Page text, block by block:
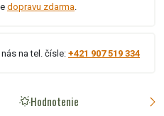
dopravu zdarma
na tel. čísle: +421 907 519 334
Hodnotenie